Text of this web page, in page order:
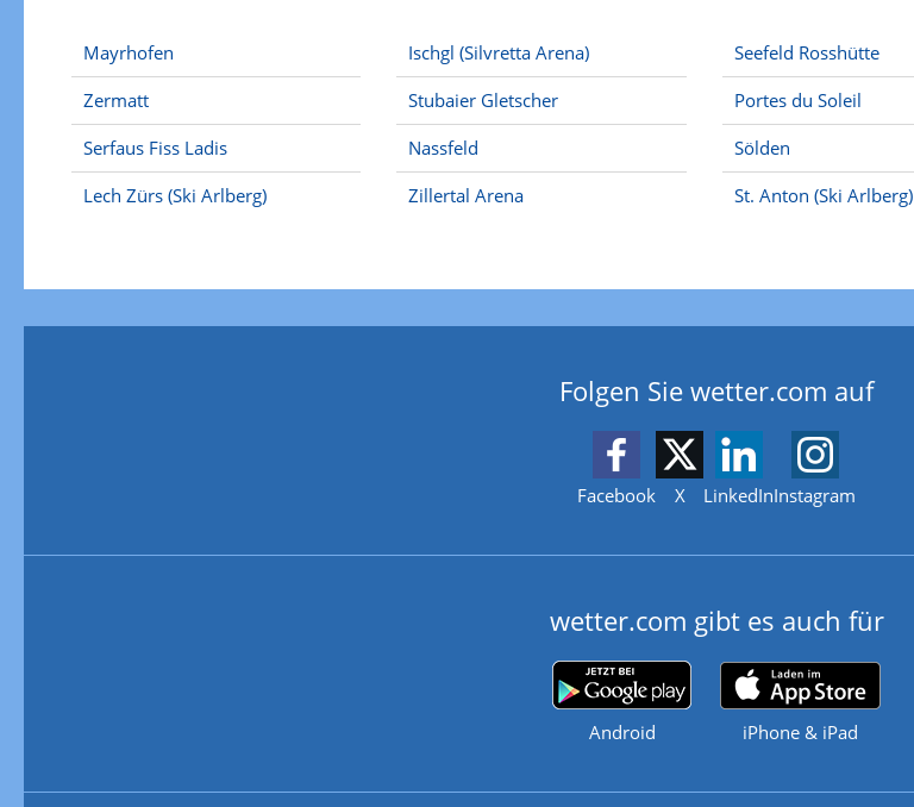
Mayrhofen
Zermatt
Serfaus Fiss Ladis
Lech Zürs (Ski Arlberg)
Ischgl (Silvretta Arena)
Stubaier Gletscher
Nassfeld
Zillertal Arena
Seefeld Rosshütte
Portes du Soleil
Sölden
St. Anton (Ski Arlberg)
Folgen Sie wetter.com auf
Facebook X LinkedInInstagram
wetter.com gibt es auch für
Android iPhone & iPad